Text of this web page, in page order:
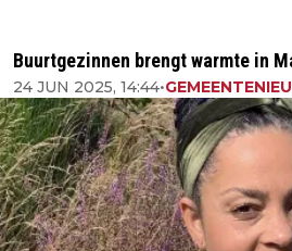
Buurtgezinnen brengt warmte in
24 JUN 2025, 14:44•